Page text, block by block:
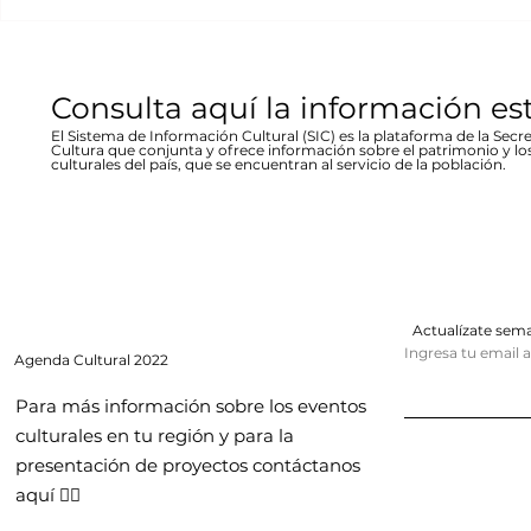
Consulta aquí la información
El Sistema de Información Cultural (SIC) es la plataforma de la
Cultura que conjunta y ofrece información sobre el patrimonio y
culturales del país, que se encuentran al servicio de la población.
Agenda Cultural 2022
Para más información sobre los eventos
culturales en tu región y para la
presentación de proyectos contáctanos
aquí 👇🏻
Actualízate
Ingresa tu email